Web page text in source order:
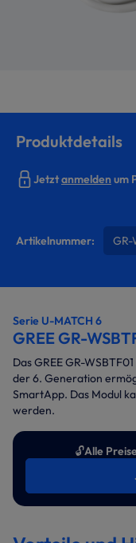
Produktdetails
Jetztanmeldenum
Artikelnummer: GR-
Serie U-MATCH 6
GREE GR-
Das GREE GR-
der 6. Generation
SmartApp. Das Modul
werden.
🔓Alle